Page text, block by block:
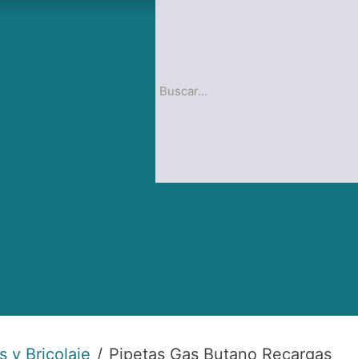
y Bricolaje Pipetas Gas Butano Recargas